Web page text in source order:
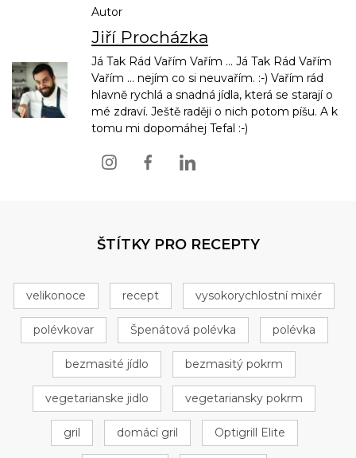
Autor
Jiří Procházka
Já Tak Rád Vařím Vařím ... Já Tak Rád Vařím
Vařím ... nejím co si neuvařím. :-) Vařím rád
hlavně rychlá a snadná jídla, která se starají o
mé zdraví. Ještě raději o nich potom píšu. A k
tomu mi dopomáhej Tefal :-)
ŠTÍTKY PRO RECEPTY
velikonoce recept vysokorychlostní mixér
polévkovar Špenátová polévka polévka
bezmasité jídlo bezmasitý pokrm
vegetarianske jidlo vegetariansky pokrm
gril domácí gril Optigrill Elite